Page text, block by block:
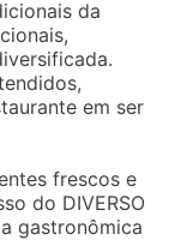
da
em ser
frescos e
do DIVERSO
gastronômica